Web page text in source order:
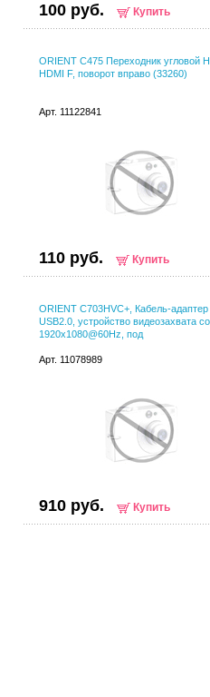
100 руб. Купить
ORIENT C475 Переходник угловой
HDMI F, поворот вправо (33260)
Арт. 11122841
110 руб. Купить
ORIENT C703HVC+, Кабель-
USB2.0, устройство видеозахвата
1920x1080@60Hz, под
Арт. 11078989
910 руб. Купить